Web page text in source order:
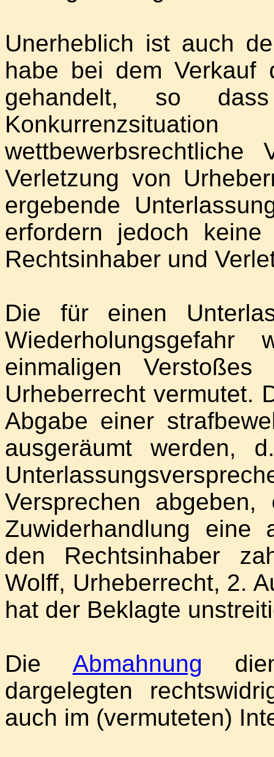
Unerheblich ist auch
habe bei dem Verkauf
gehandelt, so dass
wettbewerbsrechtliche
Verletzung von
ergebende
erfordern jedoch keine
Rechtsinhaber und
Die für einen
einmaligen
Urheberrecht vermutet.
Abgabe einer
ausgeräumt werden,
Versprechen
Zuwiderhandlung eine
den Rechtsinhaber
Wolff, Urheberrecht, 2.
hat der Beklagte
Die Abmahnung
dargelegten
auch im (vermuteten)